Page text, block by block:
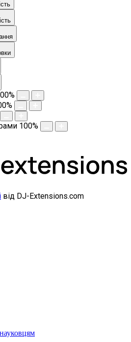
%
%
100%
від DJ-Extensions.com